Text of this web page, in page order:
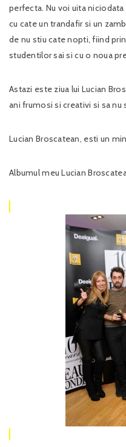
perfecta. Nu voi uita
cu cate un trandafir si un
de nu stiu cate nopti, fiind
studentilor sai si cu o noua
Astazi este ziua lui Lucian
ani frumosi si creativi si sa
Lucian Broscatean, esti un
Albumul meu Lucian